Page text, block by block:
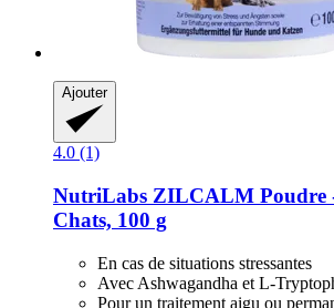
Ajouter
4.0 (1)
NutriLabs ZILCALM Poudre
Chats, 100 g
En cas de situations stressantes
Avec Ashwagandha et L-
Pour un traitement aigu ou